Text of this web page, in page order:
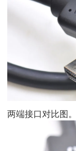
两端接口对比图。